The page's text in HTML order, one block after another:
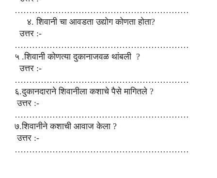
……………………………………………………
४. शिवानी चा आवडता उद्योग कोणता होता?
उत्तर :-
……………………………………………………
५ .शिवानी कोणत्या दुकानाजवळ थांबली ?
उत्तर :-
……………………………………………………
६.दुकानदाराने शिवानीला कशाचे पैसे मागितले ?
उत्तर :-
……………………………………………………
७.शिवानीने कशाची आवाज केला ?
उत्तर :-
……………………………………………………